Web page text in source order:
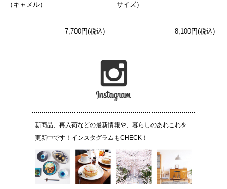
（キャメル）
7,700円(税込)
サイズ）
8,100円(税込)
新商品、再入荷などの最新情報や、暮らしのあれこれを
更新中です！インスタグラムもCHECK！